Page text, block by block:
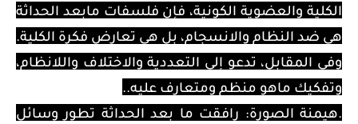
الكلية والعضوية الكونية، فإن فلسفات مابعد الحداثة
هي ضد النظام والانسجام، بل هي تعارض فكرة الكلية.
وفي المقابل، تدعو إلى التعددية والاختلاف واللانظام،
وتفكيك ماهو منظم ومتعارف عليه..
.هيمنة الصورة: رافقت ما بعد الحداثة تطور وسائل